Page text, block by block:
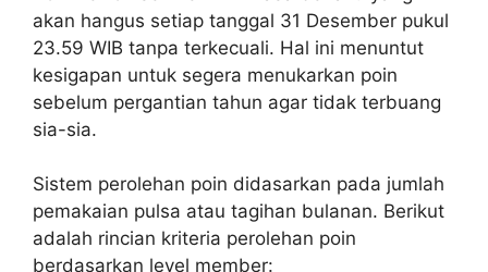
akan hangus setiap tanggal 31 Desember pukul
23.59 WIB tanpa terkecuali. Hal ini menuntut
kesigapan untuk segera menukarkan poin
sebelum pergantian tahun agar tidak terbuang
sia-sia.
Sistem perolehan poin didasarkan pada jumlah
pemakaian pulsa atau tagihan bulanan. Berikut
adalah rincian kriteria perolehan poin
berdasarkan level member: